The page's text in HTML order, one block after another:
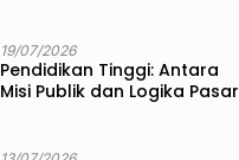
19/07/2026
Pendidikan Tinggi: Antara
Misi Publik dan Logika Pasar